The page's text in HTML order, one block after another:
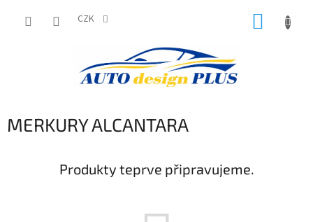
CZK
MERKURY ALCANTARA
Produkty teprve připravujeme.